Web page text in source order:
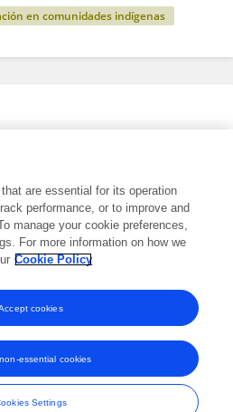
en comunidades indígenas
trade marks of Frontiers Media SA.
Media SA. All rights reserved -
Terms
are essential for its operation
performance, or to improve and
manage your cookie preferences,
For more information on how we
Cookie Policy
Settings
essential cookies
cookies